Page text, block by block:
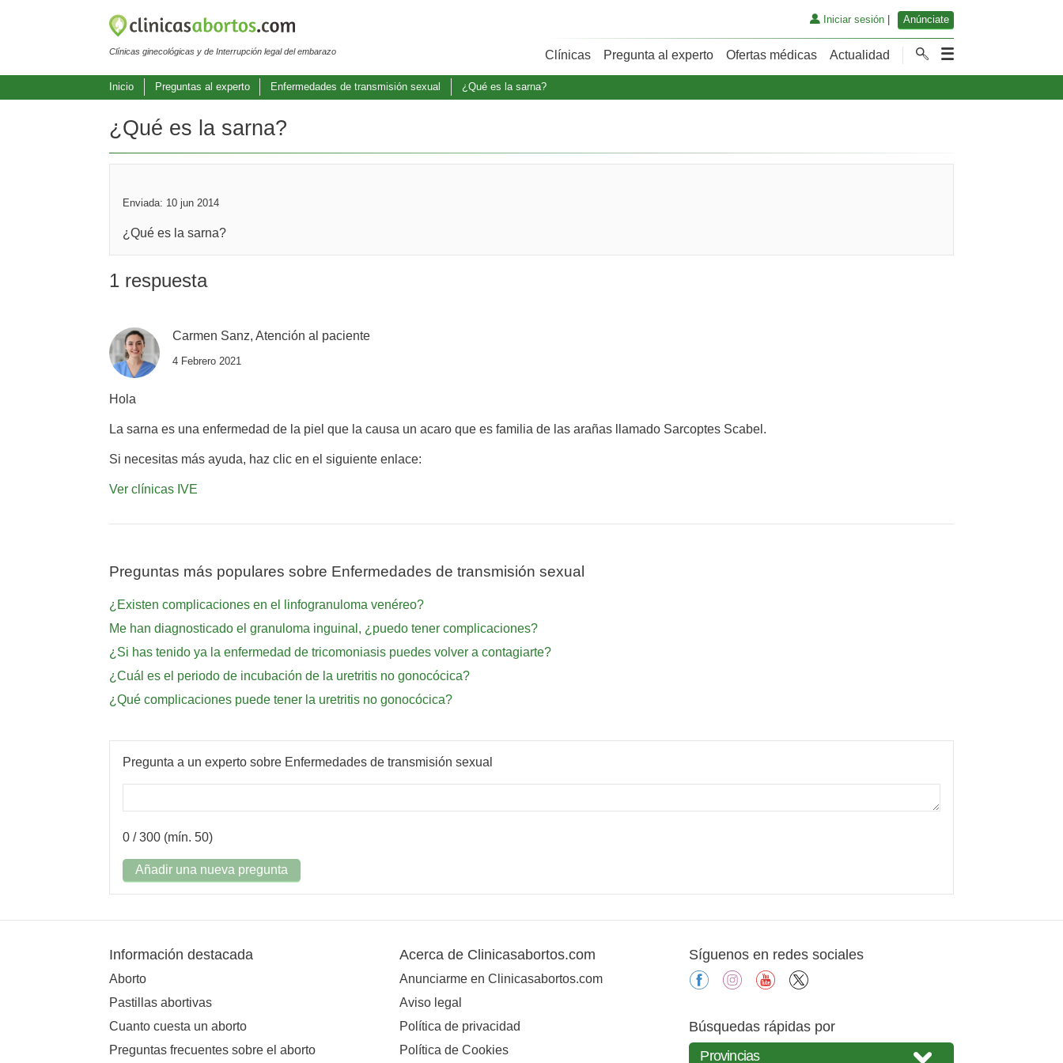
Clínicas ginecológicas y de Interrupción legal del embarazo
Iniciar sesión| Anúnciate
Clínicas Pregunta al experto Ofertas médicas Actualidad
Inicio Preguntas al experto Enfermedades de transmisión sexual ¿Qué es la sarna?
¿Qué es la sarna?
Enviada: 10 jun 2014
¿Qué es la sarna?
1 respuesta
Carmen Sanz, Atención al paciente
4 Febrero 2021
Hola
La sarna es una enfermedad de la piel que la causa un acaro que es familia de las arañas llamado Sarcoptes Scabel.
Si necesitas más ayuda, haz clic en el siguiente enlace:
Ver clínicas IVE
Preguntas más populares sobre Enfermedades de transmisión sexual
¿Existen complicaciones en el linfogranuloma venéreo?
Me han diagnosticado el granuloma inguinal, ¿puedo tener complicaciones?
¿Si has tenido ya la enfermedad de tricomoniasis puedes volver a contagiarte?
¿Cuál es el periodo de incubación de la uretritis no gonocócica?
¿Qué complicaciones puede tener la uretritis no gonocócica?
Pregunta a un experto sobre Enfermedades de transmisión sexual
0 / 300 (mín. 50)
Añadir una nueva pregunta
Información destacada
Aborto
Pastillas abortivas
Cuanto cuesta un aborto
Preguntas frecuentes sobre el aborto
Acerca de Clinicasabortos.com
Anunciarme en Clinicasabortos.com
Aviso legal
Política de privacidad
Política de Cookies
Síguenos en redes sociales
facebookinstagramyoutube
Búsquedas rápidas por